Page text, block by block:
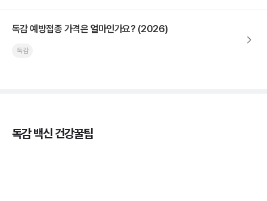
독감 예방접종 가격은 얼마인가요? (2026)
독감
독감 백신 건강꿀팁